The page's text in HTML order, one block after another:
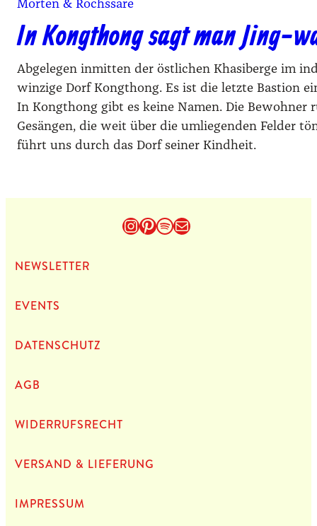
Morten & Rochssare
In Kongthong sagt man Jing-
Abgelegen inmitten der östlichen Khasiberge im
winzige Dorf Kongthong. Es ist die letzte Bastion
In Kongthong gibt es keine Namen. Die Bewohner
Gesängen, die weit über die umliegenden Felder
führt uns durch das Dorf seiner Kindheit.
Instagram
Pinterest
Spotify
E-Mail
NEWS­LET­TER
EVENTS
DATEN­SCHUTZ
AGB
WIDERRUFSRECHT
VERSAND & LIEFERUNG
IMPRES­SUM